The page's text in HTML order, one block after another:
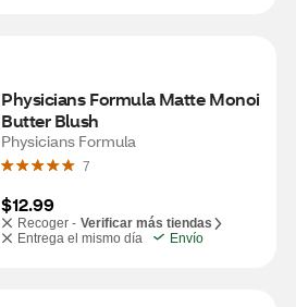
Physicians Formula Matte Monoi
Butter Blush
Physicians Formula
7
$12.99
Recoger - Verificar más tiendas
Entrega el mismo día
Envío